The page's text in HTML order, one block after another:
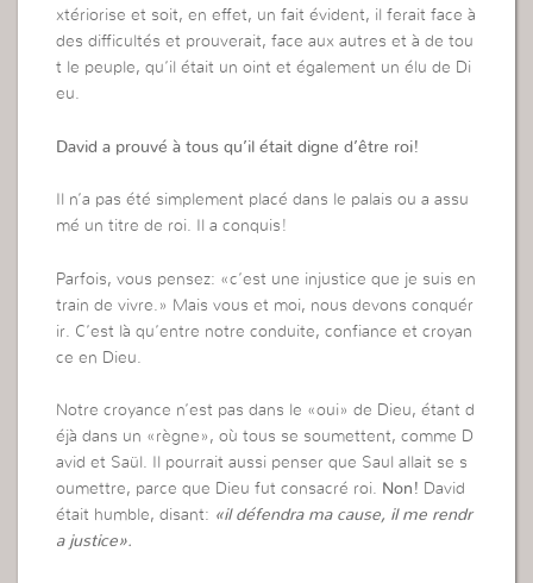
xtériorise et soit, en effet, un fait évident, il ferait face à
des difficultés et prouverait, face aux autres et à de tou
t le peuple, qu’il était un oint et également un élu de Di
eu.
David a prouvé à tous qu’il était digne d’être roi!
Il n’a pas été simplement placé dans le palais ou a assu
mé un titre de roi. Il a conquis!
Parfois, vous pensez: «c’est une injustice que je suis en
train de vivre.» Mais vous et moi, nous devons conquér
ir. C’est là qu’entre notre conduite, confiance et croyan
ce en Dieu.
Notre croyance n’est pas dans le «oui» de Dieu, étant d
éjà dans un «règne», où tous se soumettent, comme D
avid et Saül. Il pourrait aussi penser que Saul allait se s
oumettre, parce que Dieu fut consacré roi. Non! David
était humble, disant: «il défendra ma cause, il me rendr
a justice».